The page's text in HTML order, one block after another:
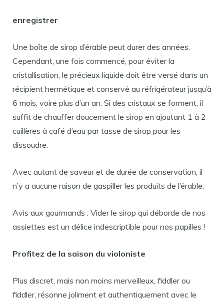
enregistrer
Une boîte de sirop d’érable peut durer des années.
Cependant, une fois commencé, pour éviter la
cristallisation, le précieux liquide doit être versé dans un
récipient hermétique et conservé au réfrigérateur jusqu’à
6 mois, voire plus d’un an. Si des cristaux se forment, il
suffit de chauffer doucement le sirop en ajoutant 1 à 2
cuillères à café d’eau par tasse de sirop pour les
dissoudre.
Avec autant de saveur et de durée de conservation, il
n’y a aucune raison de gaspiller les produits de l’érable.
Avis aux gourmands : Vider le sirop qui déborde de nos
assiettes est un délice indescriptible pour nos papilles !
Profitez de la saison du violoniste
Plus discret, mais non moins merveilleux, fiddler ou
fiddler, résonne joliment et authentiquement avec le